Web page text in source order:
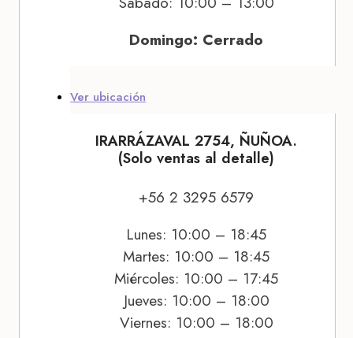
Domingo: Cerrado
Ver ubicación
IRARRÁZAVAL 2754, ÑUÑOA.
(Solo ventas al detalle)
+56 2 3295 6579
Lunes: 10:00 – 18:45
Martes: 10:00 – 18:45
Miércoles: 10:00 – 17:45
Jueves: 10:00 – 18:00
Viernes: 10:00 – 18:00